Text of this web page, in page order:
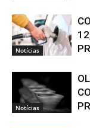
Notícias
Notícias